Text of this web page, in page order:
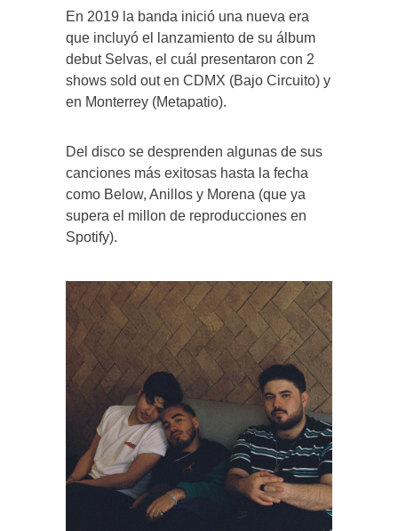
En 2019 la banda inició una nueva era
que incluyó el lanzamiento de su álbum
debut Selvas, el cuál presentaron con 2
shows sold out en CDMX (Bajo Circuito) y
en Monterrey (Metapatio).
Del disco se desprenden algunas de sus
canciones más exitosas hasta la fecha
como Below, Anillos y Morena (que ya
supera el millon de reproducciones en
Spotify).